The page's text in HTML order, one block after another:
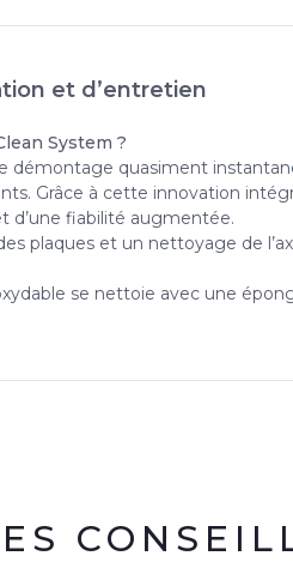
et d’entretien
System ?
démontage quasiment
Grâce à cette innovation
d’une fiabilité augmentée.
plaques et un nettoyage de
se nettoie avec une